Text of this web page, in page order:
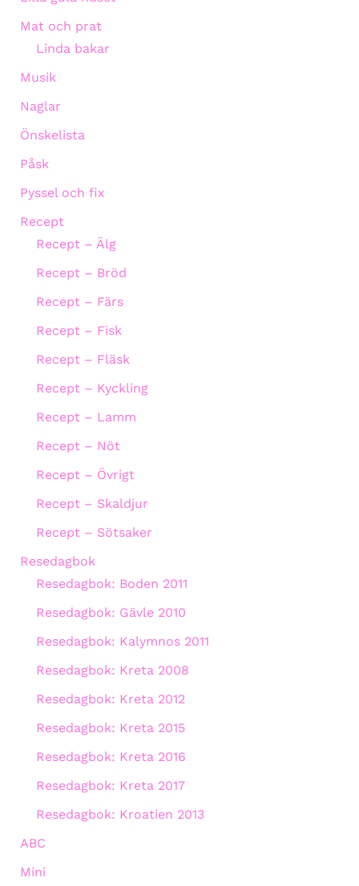
Mat och prat
Linda bakar
Musik
Naglar
Önskelista
Påsk
Pyssel och fix
Recept
Recept – Älg
Recept – Bröd
Recept – Färs
Recept – Fisk
Recept – Fläsk
Recept – Kyckling
Recept – Lamm
Recept – Nöt
Recept – Övrigt
Recept – Skaldjur
Recept – Sötsaker
Resedagbok
Resedagbok: Boden 2011
Resedagbok: Gävle 2010
Resedagbok: Kalymnos 2011
Resedagbok: Kreta 2008
Resedagbok: Kreta 2012
Resedagbok: Kreta 2015
Resedagbok: Kreta 2016
Resedagbok: Kreta 2017
Resedagbok: Kroatien 2013
ABC
Mini